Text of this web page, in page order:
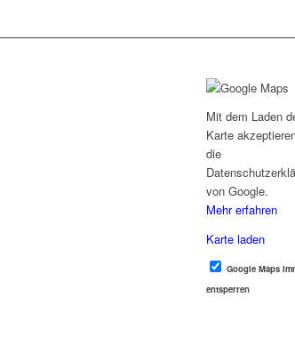
Mit dem Laden
Karte
die
von Google.
Mehr erfahren
Karte laden
Google Maps
entsperren